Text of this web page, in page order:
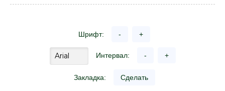
Шрифт: - +
Интервал: - +
Закладка: Сделать